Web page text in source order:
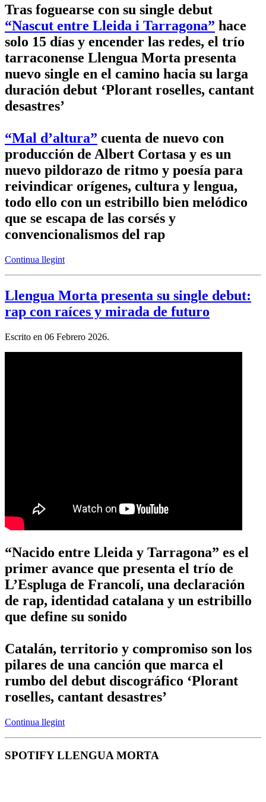
Tras foguearse con su single debut
“Nascut entre Lleida i Tarragona” hace
solo 15 días y encender las redes, el trío
tarraconense Llengua Morta presenta
nuevo single en el camino hacia su larga
duración debut ‘Plorant roselles, cantant
desastres’
“Mal d’altura” cuenta de nuevo con
producción de Albert Cortasa y es un
nuevo pildorazo de ritmo y poesía para
reivindicar orígenes, cultura y lengua,
todo ello con un estribillo bien melódico
que se escapa de las corsés y
convencionalismos del rap
Continua llegint
Llengua Morta presenta su single debut:
rap con raíces y mirada de futuro
Escrito en 06 Febrero 2026.
“Nacido entre Lleida y Tarragona” es el
primer avance que presenta el trío de
L’Espluga de Francolí, una declaración
de rap, identidad catalana y un estribillo
que define su sonido
Catalán, territorio y compromiso son los
pilares de una canción que marca el
rumbo del debut discográfico ‘Plorant
roselles, cantant desastres’
Continua llegint
SPOTIFY LLENGUA MORTA